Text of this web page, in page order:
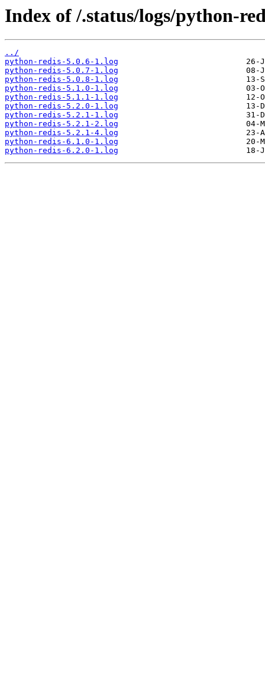
Index of /.status/logs/python-
../
python-redis-5.0.6-1.log
python-redis-5.0.7-1.log
python-redis-5.0.8-1.log
python-redis-5.1.0-1.log
python-redis-5.1.1-1.log
python-redis-5.2.0-1.log
python-redis-5.2.1-1.log
python-redis-5.2.1-2.log
python-redis-5.2.1-4.log
python-redis-6.1.0-1.log
python-redis-6.2.0-1.log